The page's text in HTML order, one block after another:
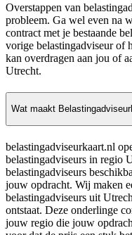
Overstappen van
probleem. Ga wel even na
contract met je bestaande
vorige belastingadviseur of
kan overdragen aan jou of
Utrecht.
Wat maakt
belastingadviseurkaart.nl
belastingadviseurs in regio
belastingadviseurs
jouw opdracht. Wij maken
belastingadviseurs uit
ontstaat. Deze onderlinge
jouw regio die jouw